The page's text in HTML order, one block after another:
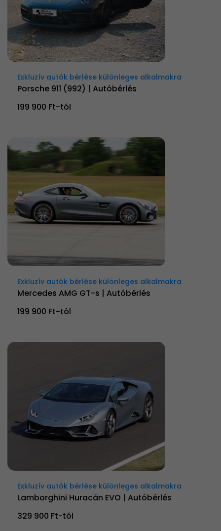
Exkluzív autók bérlése különleges alkalmakra
Porsche 911 (992) | Autóbérlés
199 900 Ft-tól
Exkluzív autók bérlése különleges alkalmakra
Mercedes AMG GT-s | Autóbérlés
199 900 Ft-tól
Exkluzív autók bérlése különleges alkalmakra
Lamborghini Huracán EVO | Autóbérlés
329 900 Ft-tól